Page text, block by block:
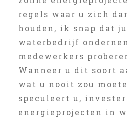
regels waar u zich
houden, ik snap dat
waterbedrijf
medewerkers
Wanneer u dit soort
wat u nooit zou
speculeert u,
energieprojecten in